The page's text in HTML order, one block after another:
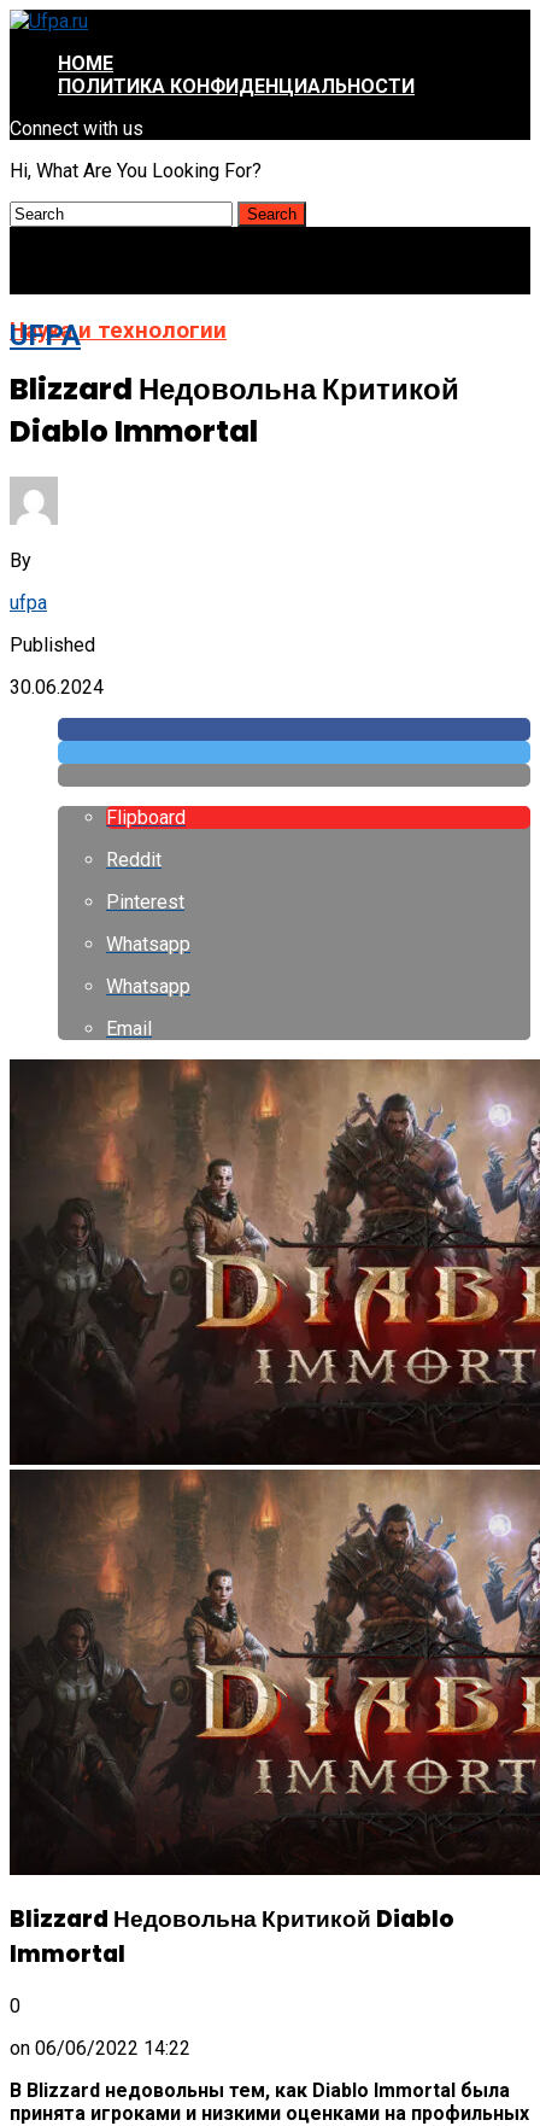
HOME
ПОЛИТИКА КОНФИДЕНЦИАЛЬНОСТИ
Connect with us
Hi, What Are You Looking For?
UFPA
Наука и технологии
Blizzard Недовольна Критикой
Diablo Immortal
By
ufpa
Published
30.06.2024
Flipboard
Reddit
Pinterest
Whatsapp
Whatsapp
Email
Blizzard Недовольна Критикой Diablo
Immortal
0
on 06/06/2022 14:22
В Blizzard недовольны тем, как Diablo Immortal была
принята игроками и низкими оценками на профильных